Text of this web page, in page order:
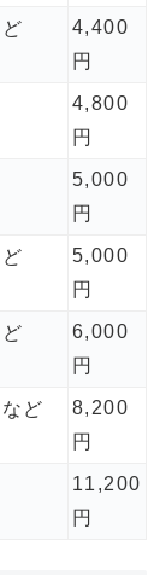
4,400
円
4,800
円
5,000
円
5,000
円
6,000
円
ど
8,200
円
11,200
円